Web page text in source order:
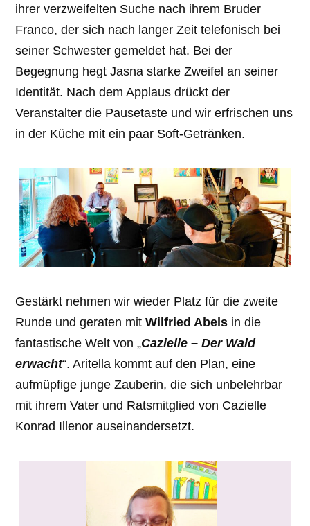
ihrer verzweifelten Suche nach ihrem Bruder
Franco, der sich nach langer Zeit telefonisch bei
seiner Schwester gemeldet hat. Bei der
Begegnung hegt Jasna starke Zweifel an seiner
Identität. Nach dem Applaus drückt der
Veranstalter die Pausetaste und wir erfrischen uns
in der Küche mit ein paar Soft-Getränken.
Gestärkt nehmen wir wieder Platz für die zweite
Runde und geraten mitWilfried Abels in die
fantastische Welt von „Cazielle – Der Wald
erwacht“. Aritella kommt auf den Plan, eine
aufmüpfige junge Zauberin, die sich unbelehrbar
mit ihrem Vater und Ratsmitglied von Cazielle
Konrad Illenor auseinandersetzt.